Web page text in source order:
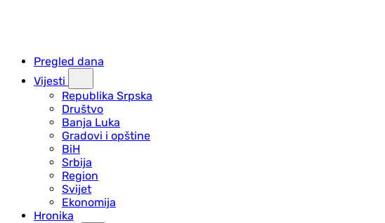
Pregled dana
Vijesti
Republika Srpska
Društvo
Banja Luka
Gradovi i opštine
BiH
Srbija
Region
Svijet
Ekonomija
Hronika